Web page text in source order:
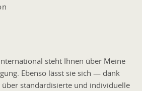
steht Ihnen über Meine
Ebenso lässt sie sich — dank
standardisierte und individuelle